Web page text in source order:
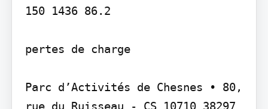
150 1436 86.2
pertes de charge
Parc d’Activités de Chesnes • 80,
rue du Ruisseau - CS 10710 38297